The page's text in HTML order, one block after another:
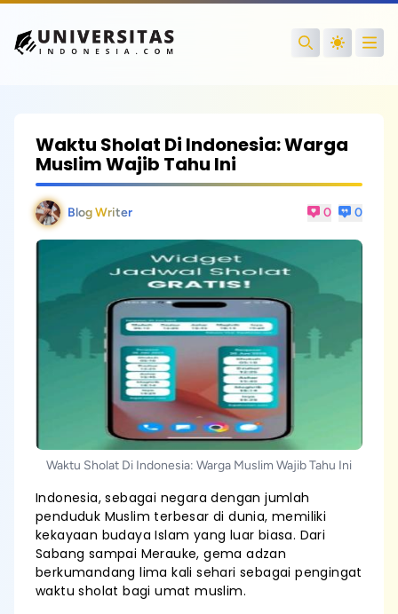
Search
Waktu Sholat Di Indonesia: Warga
Muslim Wajib Tahu Ini
Blog Writer 0 0
Waktu Sholat Di Indonesia: Warga Muslim Wajib Tahu Ini
Indonesia, sebagai negara dengan jumlah
penduduk Muslim terbesar di dunia, memiliki
kekayaan budaya Islam yang luar biasa. Dari
Sabang sampai Merauke, gema adzan
berkumandang lima kali sehari sebagai pengingat
waktu sholat bagi umat muslim.